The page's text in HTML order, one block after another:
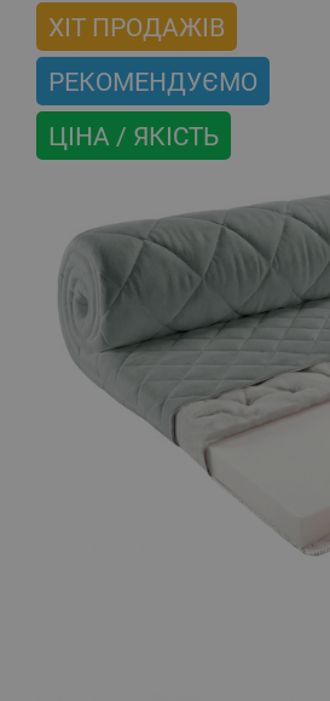
ХІТ ПРОДАЖІВ
РЕКОМЕНДУЄМО
ЦІНА / ЯКІСТЬ